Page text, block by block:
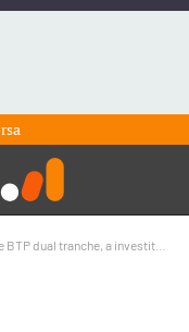
a investitori esteri il 77,5% del 7 anni e 75,5% del 30 anni